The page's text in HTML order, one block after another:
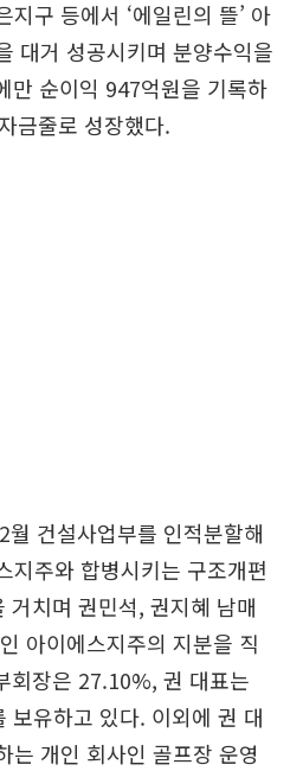
지구 등에서 ‘에일린의 뜰’ 아
대거 성공시키며 분양수익을
만 순이익 947억원을 기록하
금줄로 성장했다.
건설사업부를 인적분할해
지주와 합병시키는 구조개편
거치며 권민석, 권지혜 남매
아이에스지주의 지분을 직
회장은 27.10%, 권 대표는
유하고 있다. 이외에 권 대
는 개인 회사인 골프장 운영